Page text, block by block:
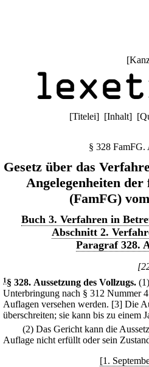
[
[Titelei] [Inhalt] [
§ 328 FamFG.
Gesetz über das
Angelegenheiten
(FamFG)
Buch 3. Verfahren in
Abschnitt 2.
Paragraf 328.
1 § 328. Aussetzung des Vollzugs. (1)
Unterbringung nach § 312 Nummer 4
Auflagen versehen werden. [3] Die
überschreiten; sie kann bis zu einem
(2) Das Gericht kann die
Auflage nicht erfüllt oder sein
[1.